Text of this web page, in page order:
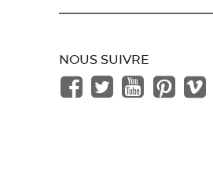
NOUS SUIVRE